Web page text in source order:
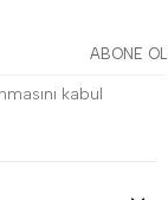
ABONE OL
kabul